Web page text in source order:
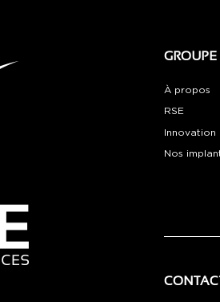
GROUPE
À propos
RSE
Innovation
Nos